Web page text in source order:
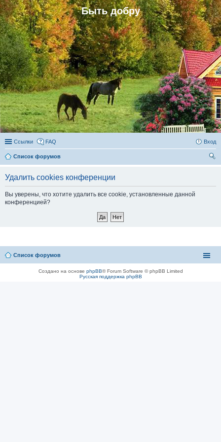
Быть добру
Ссылки FAQ Вход
Список форумов
Удалить cookies конференции
Вы уверены, что хотите удалить все cookie, установленные данной
конференцией?
Список форумов
Создано на основе phpBB® Forum Software © phpBB Limited
Русская поддержка phpBB